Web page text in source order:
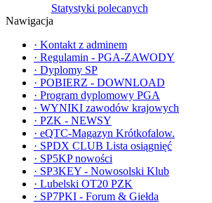
Statystyki polecanych
Nawigacja
· Kontakt z adminem
· Regulamin - PGA-ZAWODY
· Dyplomy SP
· POBIERZ - DOWNLOAD
· Program dyplomowy PGA
· WYNIKI zawodów krajowych
· PZK - NEWSY
· eQTC-Magazyn Krótkofalow.
· SPDX CLUB Lista osiągnięć
· SP5KP nowości
· SP3KEY - Nowosolski Klub
· Lubelski OT20 PZK
· SP7PKI - Forum & Giełda